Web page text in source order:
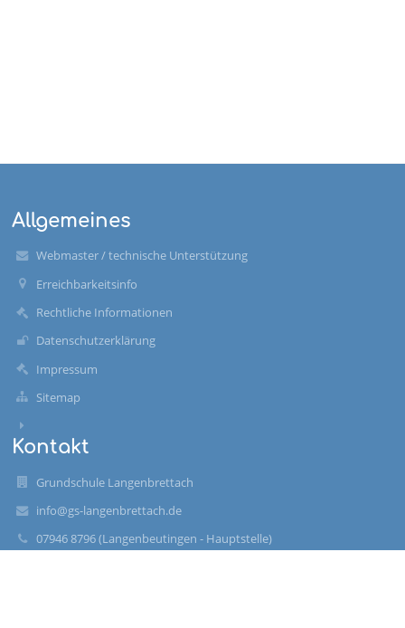
Allgemeines
Webmaster / technische Unterstützung
Erreichbarkeitsinfo
Rechtliche Informationen
Datenschutzerklärung
Impressum
Sitemap
Kontakt
Grundschule Langenbrettach
info@gs-langenbrettach.de
07946 8796 (Langenbeutingen - Hauptstelle)
07139 7186 (Brettach - Außenstelle)